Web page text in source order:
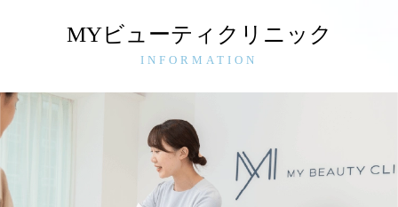
MYビューティクリニック
INFORMATION